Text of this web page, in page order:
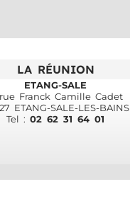
LA RÉUNION
ETANG-SALE
Franck Camille Cadet
ETANG-SALE-LES-BAINS
Tel : 02 62 31 64 01